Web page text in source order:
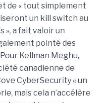
de « tout simplement
un kill switch au
», a fait valoir un
pointé des
Kellman Meghu,
canadienne de
CyberSecurity « un
mais cela n’accélère